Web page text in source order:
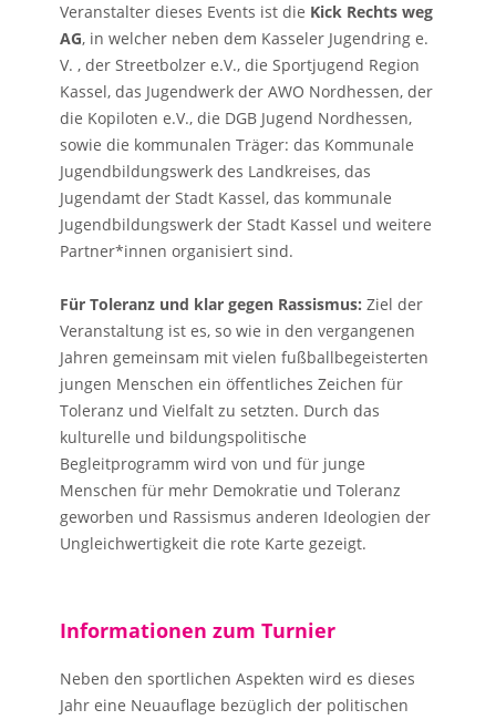
Veranstalter dieses Events ist die Kick Rechts weg
AG, in welcher neben dem Kasseler Jugendring e.
V. , der Streetbolzer e.V., die Sportjugend Region
Kassel, das Jugendwerk der AWO Nordhessen, der
die Kopiloten e.V., die DGB Jugend Nordhessen,
sowie die kommunalen Träger: das Kommunale
Jugendbildungswerk des Landkreises, das
Jugendamt der Stadt Kassel, das kommunale
Jugendbildungswerk der Stadt Kassel und weitere
Partner*innen organisiert sind.
Für Toleranz und klar gegen Rassismus: Ziel der
Veranstaltung ist es, so wie in den vergangenen
Jahren gemeinsam mit vielen fußballbegeisterten
jungen Menschen ein öffentliches Zeichen für
Toleranz und Vielfalt zu setzten. Durch das
kulturelle und bildungspolitische
Begleitprogramm wird von und für junge
Menschen für mehr Demokratie und Toleranz
geworben und Rassismus anderen Ideologien der
Ungleichwertigkeit die rote Karte gezeigt.
Informationen zum Turnier
Neben den sportlichen Aspekten wird es dieses
Jahr eine Neuauflage bezüglich der politischen